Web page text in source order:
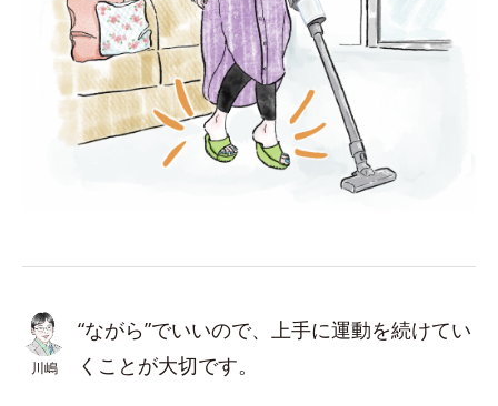
川嶋
“ながら”でいいので、上手に運動を続けてい
くことが大切です。